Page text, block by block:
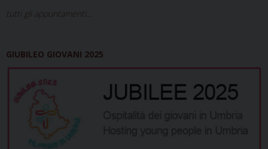
tutti gli appuntamenti...
GIUBILEO GIOVANI 2025